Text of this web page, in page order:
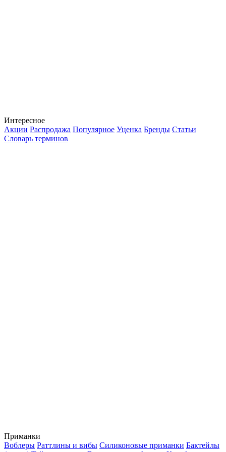
Интересное
Акции Распродажа Популярное Уценка Бренды Статьи
Словарь терминов
Приманки
Воблеры Раттлины и вибы Силиконовые приманки Бактейлы